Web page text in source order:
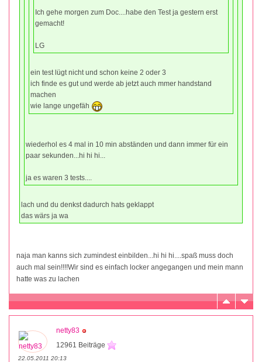
Ich gehe morgen zum Doc....habe den Test ja gestern erst
gemacht!
LG
ein test lügt nicht und schon keine 2 oder 3
ich finde es gut und werde ab jetzt auch mmer handstand
machen
wie lange ungefäh
wiederhol es 4 mal in 10 min abständen und dann immer für ein
paar sekunden...hi hi hi...
ja es waren 3 tests....
lach und du denkst dadurch hats geklappt
das wärs ja wa
naja man kanns sich zumindest einbilden...hi hi hi....spaß muss doch
auch mal sein!!!!Wir sind es einfach locker angegangen und mein mann
hatte was zu lachen
netty83
12961 Beiträge
22.05.2011 20:13